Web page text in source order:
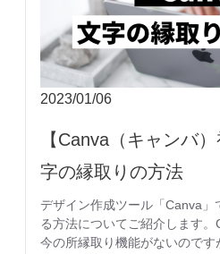
2023/01/06
【Canva（キャンバ
字の縁取りの方法
デザイン作成ツール「Canva」
る方法についてご紹介します
今の所縁取り機能がないので